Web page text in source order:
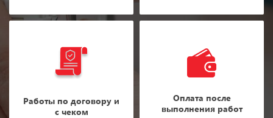
Работы по договору и
с чеком
Оплата после
выполнения работ